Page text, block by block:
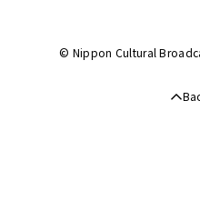
© Nippon Cultural